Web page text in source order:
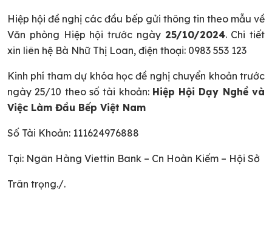
Hiệp hội đề nghị các đầu bếp gửi thông tin theo mẫu về
Văn phòng Hiệp hội trước ngày 25/10/2024. Chi tiết
xin liên hệ Bà Nhữ Thị Loan, điện thoại: 0983 553 123
Kinh phí tham dự khóa học đề nghị chuyển khoản trước
ngày 25/10 theo số tài khoản: Hiệp Hội Dạy Nghề và
Việc Làm Đầu Bếp Việt Nam
Số Tài Khoản: 111624976888
Tại: Ngân Hàng Viettin Bank – Cn Hoàn Kiếm – Hội Sở
Trân trọng./.